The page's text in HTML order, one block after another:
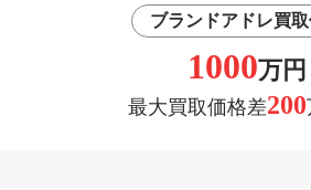
ブランドアドレ買
1000万円
最大買取価格差200